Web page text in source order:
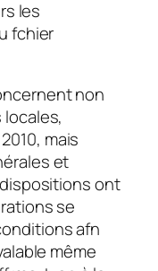
les
fchier
non
mais
et
ont
se
afn
même